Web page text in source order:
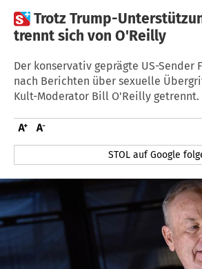
Trotz Trump-
trennt sich von O'Reilly
Der konservativ geprägte US-Sender
nach Berichten über sexuelle
Kult-Moderator Bill O'Reilly getrennt.
STOL auf Google